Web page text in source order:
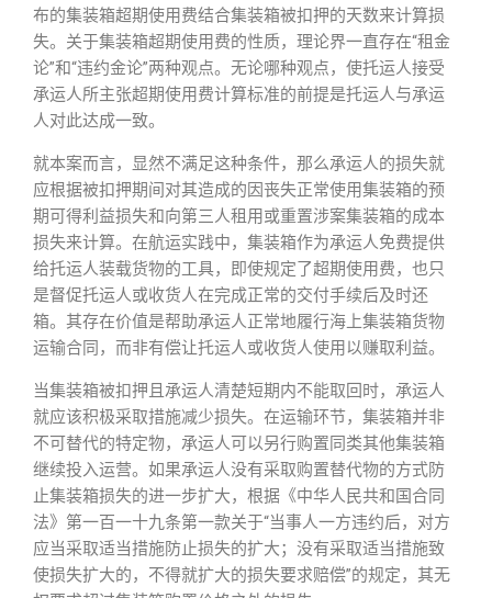
布的集装箱超期使用费结合集装箱被扣押的天数来计算损
失。关于集装箱超期使用费的性质，理论界一直存在“租金
论”和“违约金论”两种观点。无论哪种观点，使托运人接受
承运人所主张超期使用费计算标准的前提是托运人与承运
人对此达成一致。
就本案而言，显然不满足这种条件，那么承运人的损失就
应根据被扣押期间对其造成的因丧失正常使用集装箱的预
期可得利益损失和向第三人租用或重置涉案集装箱的成本
损失来计算。在航运实践中，集装箱作为承运人免费提供
给托运人装载货物的工具，即使规定了超期使用费，也只
是督促托运人或收货人在完成正常的交付手续后及时还
箱。其存在价值是帮助承运人正常地履行海上集装箱货物
运输合同，而非有偿让托运人或收货人使用以赚取利益。
当集装箱被扣押且承运人清楚短期内不能取回时，承运人
就应该积极采取措施减少损失。在运输环节，集装箱并非
不可替代的特定物，承运人可以另行购置同类其他集装箱
继续投入运营。如果承运人没有采取购置替代物的方式防
止集装箱损失的进一步扩大，根据《中华人民共和国合同
法》第一百一十九条第一款关于“当事人一方违约后，对方
应当采取适当措施防止损失的扩大；没有采取适当措施致
使损失扩大的，不得就扩大的损失要求赔偿”的规定，其无